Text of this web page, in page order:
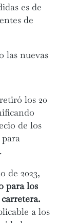
es de
de
las nuevas
los 20
de los
de 2023,
para los
a los